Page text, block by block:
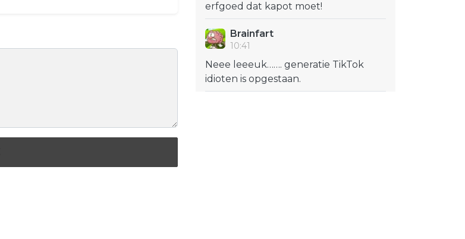
erfgoed dat kapot moet!
Brainfart
10:41
Neee leeeuk……. generatie TikTok
idioten is opgestaan.